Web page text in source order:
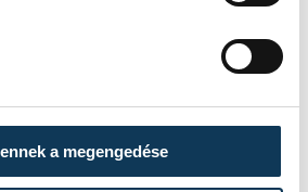
a megengedése